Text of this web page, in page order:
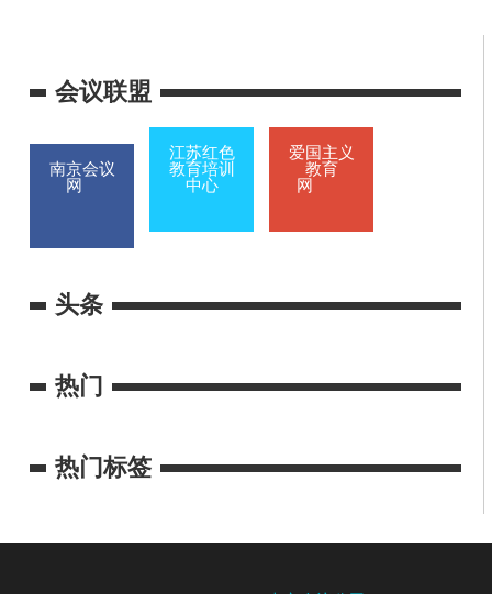
会议联盟
南京会议
网
江苏红色
教育培训
中心
爱国主义
教育
网
头条
热门
热门标签